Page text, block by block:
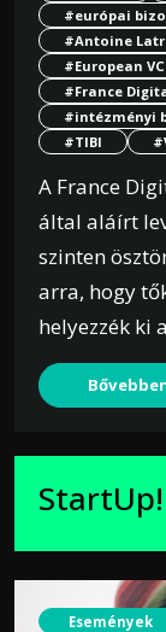
#európai
#Antoine
#European
#France
#intézményi
#TIBI
A France
által aláírt
szinten
arra, hogy
helyezzék ki
Események